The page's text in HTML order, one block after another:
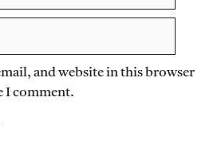
and website in this browser
I comment.